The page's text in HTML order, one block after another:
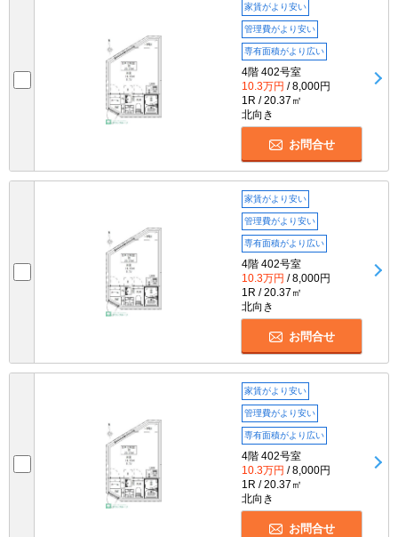
家賃がより安い
管理費がより安い
専有面積がより広い
4階 402号室
10.3万円 / 8,000円
1R / 20.37㎡
北向き
お問合せ
家賃がより安い
管理費がより安い
専有面積がより広い
4階 402号室
10.3万円 / 8,000円
1R / 20.37㎡
北向き
お問合せ
家賃がより安い
管理費がより安い
専有面積がより広い
4階 402号室
10.3万円 / 8,000円
1R / 20.37㎡
北向き
お問合せ